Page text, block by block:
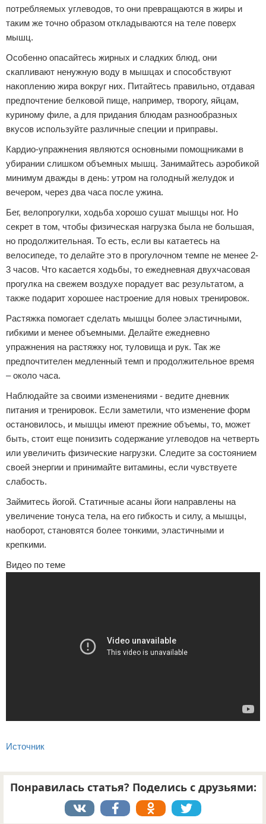
Детский спорт
Зимние виды спорта
Тренировки дома
Спортивное питание
потребляемых углеводов, то они превращаются в жиры и
таким же точно образом откладываются на теле поверх
мышц.
Особенно опасайтесь жирных и сладких блюд, они
скапливают ненужную воду в мышцах и способствуют
накоплению жира вокруг них. Питайтесь правильно, отдавая
предпочтение белковой пище, например, творогу, яйцам,
куриному филе, а для придания блюдам разнообразных
вкусов используйте различные специи и приправы.
Кардио-упражнения являются основными помощниками в
убирании слишком объемных мышц. Занимайтесь аэробикой
минимум дважды в день: утром на голодный желудок и
вечером, через два часа после ужина.
Бег, велопрогулки, ходьба хорошо сушат мышцы ног. Но
секрет в том, чтобы физическая нагрузка была не большая,
но продолжительная. То есть, если вы катаетесь на
велосипеде, то делайте это в прогулочном темпе не менее 2-
3 часов. Что касается ходьбы, то ежедневная двухчасовая
прогулка на свежем воздухе порадует вас результатом, а
также подарит хорошее настроение для новых тренировок.
Растяжка помогает сделать мышцы более эластичными,
гибкими и менее объемными. Делайте ежедневно
упражнения на растяжку ног, туловища и рук. Так же
предпочтителен медленный темп и продолжительное время
– около часа.
Наблюдайте за своими изменениями - ведите дневник
питания и тренировок. Если заметили, что изменение форм
остановилось, и мышцы имеют прежние объемы, то, может
быть, стоит еще понизить содержание углеводов на четверть
или увеличить физические нагрузки. Следите за состоянием
своей энергии и принимайте витамины, если чувствуете
слабость.
Займитесь йогой. Статичные асаны йоги направлены на
увеличение тонуса тела, на его гибкость и силу, а мышцы,
наоборот, становятся более тонкими, эластичными и
крепкими.
Видео по теме
Источник
Понравилась статья? Поделись с друзьями: